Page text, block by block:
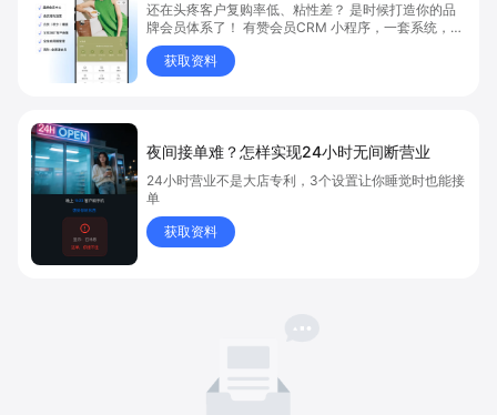
还在头疼客户复购率低、粘性差？ 是时候打造你的品
牌会员体系了！ 有赞会员CRM 小程序，一套系统，6
大能力，客户运营全覆盖
获取资料
夜间接单难？怎样实现24小时无间断营业
24小时营业不是大店专利，3个设置让你睡觉时也能接
单
获取资料